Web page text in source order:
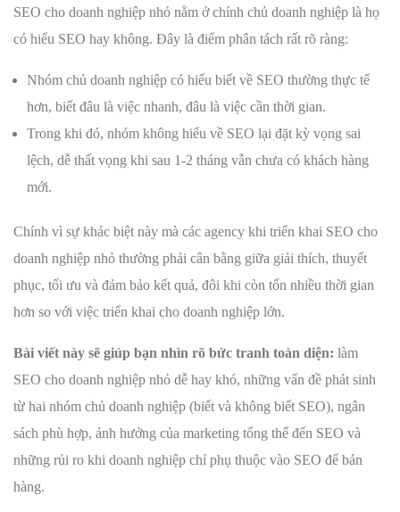
SEO cho doanh nghiệp nhỏ nằm ở chính chủ doanh nghiệp là họ
có hiểu SEO hay không. Đây là điểm phân tách rất rõ ràng:
Nhóm chủ doanh nghiệp có hiểu biết về SEO thường thực tế
hơn, biết đâu là việc nhanh, đâu là việc cần thời gian.
Trong khi đó, nhóm không hiểu về SEO lại đặt kỳ vọng sai
lệch, dễ thất vọng khi sau 1-2 tháng vẫn chưa có khách hàng
mới.
Chính vì sự khác biệt này mà các agency khi triển khai SEO cho
doanh nghiệp nhỏ thường phải cân bằng giữa giải thích, thuyết
phục, tối ưu và đảm bảo kết quả, đôi khi còn tốn nhiều thời gian
hơn so với việc triển khai cho doanh nghiệp lớn.
Bài viết này sẽ giúp bạn nhìn rõ bức tranh toàn diện: làm
SEO cho doanh nghiệp nhỏ dễ hay khó, những vấn đề phát sinh
từ hai nhóm chủ doanh nghiệp (biết và không biết SEO), ngân
sách phù hợp, ảnh hưởng của marketing tổng thể đến SEO và
những rủi ro khi doanh nghiệp chỉ phụ thuộc vào SEO để bán
hàng.